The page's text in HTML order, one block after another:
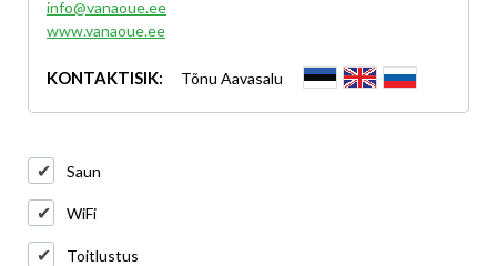
info@vanaoue.ee
www.vanaoue.ee
KONTAKTISIK: Tõnu Aavasalu
Saun
WiFi
Toitlustus